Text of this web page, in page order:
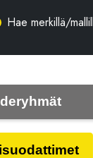
Hae merkillä/